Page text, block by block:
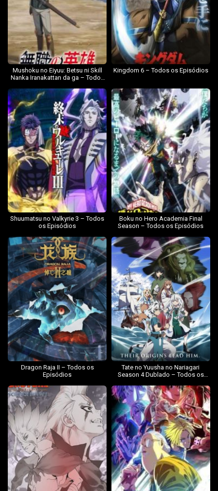
Mushoku no Eiyuu: Betsu ni Skill
Nanka Iranakattan da ga – Todos
Kingdom 6 – Todos os Episódios
Shuumatsu no Valkyrie 3 – Todos
os Episódios
Boku no Hero Academia Final
Season – Todos os Episódios
Dragon Raja II – Todos os
Episódios
Tate no Yuusha no Nariagari
Season 4 Dublado – Todos os